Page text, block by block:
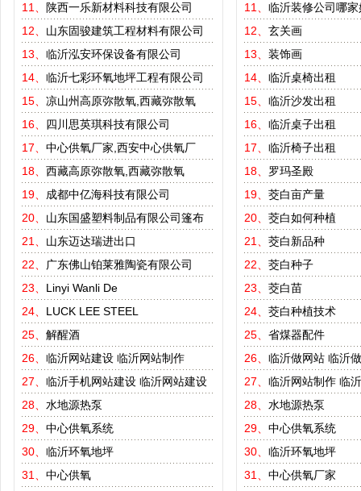
11、
陕西一乐新材料科技有限公司
12、 山东固骏建筑工程材料有限公司
13、 临沂泓安环保设备有限公司
14、 临沂七彩环氧地坪工程有限公司
15、 凉山州高原弥散氧,西藏弥散氧
16、 四川思英琪科技有限公司
17、 中心供氧厂家,西安中心供氧厂
18、 西藏高原弥散氧,西藏弥散氧
19、 成都中亿海科技有限公司
20、 山东国盛塑料制品有限公司篷布
21、 山东迈达瑞进出口
22、
广东佛山铂莱雅陶瓷有限公司
23、 Linyi Wanli De
24、 LUCK LEE STEEL
25、 解醒酒
26、 临沂网站建设 临沂网站制作
27、 临沂手机网站建设 临沂网站建设
28、 水地源热泵
29、 中心供氧系统
30、 临沂环氧地坪
31、 中心供氧
11、 临沂装修公司哪家
12、 玄关画
13、 装饰画
14、 临沂桌椅出租
15、 临沂沙发出租
16、 临沂桌子出租
17、 临沂椅子出租
18、 罗玛圣殿
19、 茭白亩产量
20、 茭白如何种植
21、 茭白新品种
22、 茭白种子
23、 茭白苗
24、 茭白种植技术
25、 省煤器配件
26、 临沂做网站 临沂
27、 临沂网站制作 临
28、 水地源热泵
29、 中心供氧系统
30、 临沂环氧地坪
31、 中心供氧厂家